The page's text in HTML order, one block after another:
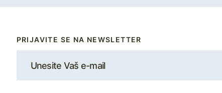
PRIJAVITE SE NA NEWSLETTER